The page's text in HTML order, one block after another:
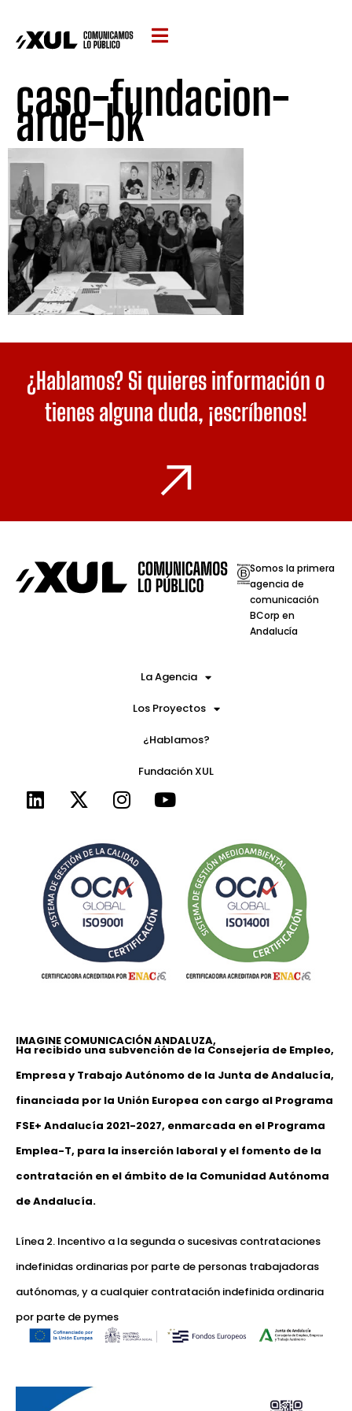
caso-fundacion-
arde-bk
¿Hablamos? Si quieres información o
tienes alguna duda, ¡escríbenos!
Somos la primera
agencia de
comunicación
BCorp en
Andalucía
La Agencia
Los Proyectos
¿Hablamos?
Fundación XUL
IMAGINE COMUNICACIÓN ANDALUZA,
Ha recibido una subvención de la Consejería de Empleo,
Empresa y Trabajo Autónomo de la Junta de Andalucía,
financiada por la Unión Europea con cargo al Programa
FSE+ Andalucía 2021-2027, enmarcada en el Programa
Emplea-T, para la inserción laboral y el fomento de la
contratación en el ámbito de la Comunidad Autónoma
de Andalucía.
Línea 2. Incentivo a la segunda o sucesivas contrataciones
indefinidas ordinarias por parte de personas trabajadoras
autónomas, y a cualquier contratación indefinida ordinaria
por parte de pymes